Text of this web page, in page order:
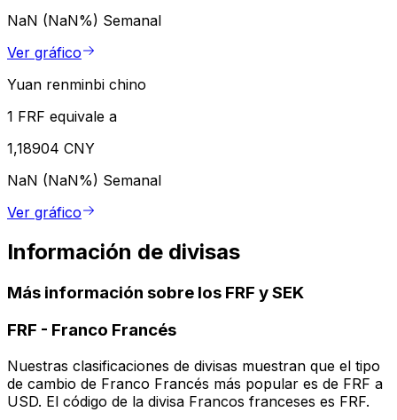
NaN (NaN%) Semanal
Ver gráfico
Yuan renminbi chino
1 FRF equivale a
1,18904 CNY
NaN (NaN%) Semanal
Ver gráfico
Información de divisas
Más información sobre los FRF y SEK
FRF - Franco Francés
Nuestras clasificaciones de divisas muestran que el tipo
de cambio de Franco Francés más popular es de FRF a
USD. El código de la divisa Francos franceses es FRF.